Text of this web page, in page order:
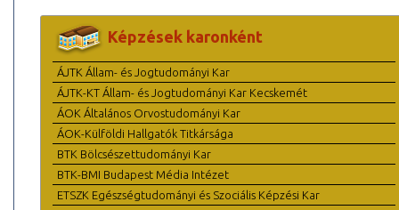
Képzések karonként
ÁJTK Állam- és Jogtudományi Kar
ÁJTK-KT Állam- és Jogtudományi Kar Kecskemét
ÁOK Általános Orvostudományi Kar
ÁOK-Külföldi Hallgatók Titkársága
BTK Bölcsészettudományi Kar
BTK-BMI Budapest Média Intézet
ETSZK Egészségtudományi és Szociális Képzési Kar